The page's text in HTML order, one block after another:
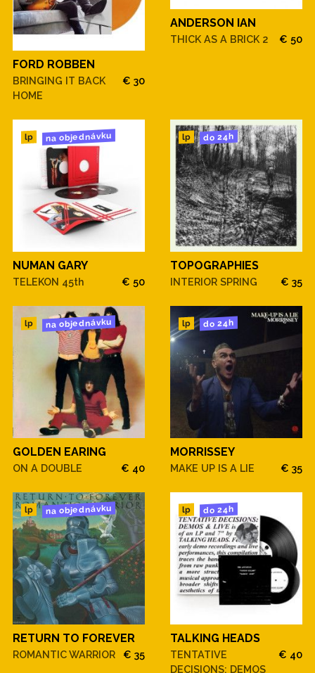
FORD ROBBEN
BRINGING IT BACK
HOME
€ 30
ANDERSON IAN
THICK AS A BRICK 2 € 50
lp na objednávku
NUMAN GARY
TELEKON 45th € 50
lp do 24h
TOPOGRAPHIES
INTERIOR SPRING € 35
lp na objednávku
GOLDEN EARING
ON A DOUBLE € 40
lp do 24h
MORRISSEY
MAKE UP IS A LIE € 35
lp na objednávku
RETURN TO FOREVER
ROMANTIC WARRIOR € 35
lp do 24h
TALKING HEADS
TENTATIVE
DECISIONS: DEMOS
€ 40